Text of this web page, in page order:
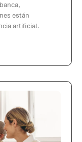
están
artificial.